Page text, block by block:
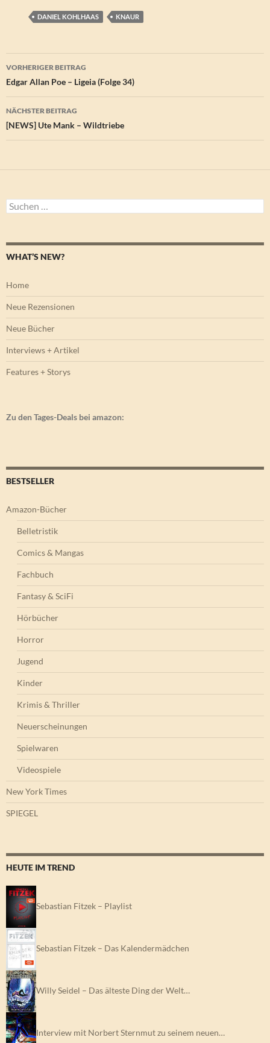
DANIEL KOHLHAAS KNAUR
Beitragsnavigation
VORHERIGER BEITRAG
Edgar Allan Poe – Ligeia (Folge 34)
NÄCHSTER BEITRAG
[NEWS] Ute Mank – Wildtriebe
Suchen
nach:
WHAT’S NEW?
Home
Neue Rezensionen
Neue Bücher
Interviews + Artikel
Features + Storys
Zu den Tages-Deals bei amazon:
BESTSELLER
Amazon-Bücher
Belletristik
Comics & Mangas
Fachbuch
Fantasy & SciFi
Hörbücher
Horror
Jugend
Kinder
Krimis & Thriller
Neuerscheinungen
Spielwaren
Videospiele
New York Times
SPIEGEL
HEUTE IM TREND
Sebastian Fitzek – Playlist
Sebastian Fitzek – Das Kalendermädchen
Willy Seidel – Das älteste Ding der Welt…
Interview mit Norbert Sternmut zu seinem neuen…